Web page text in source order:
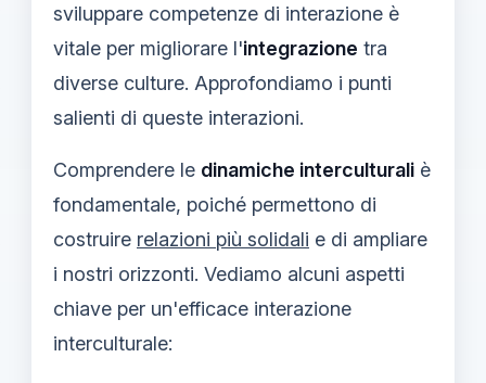
sviluppare competenze di interazione è
vitale per migliorare l'integrazione tra
diverse culture. Approfondiamo i punti
salienti di queste interazioni.
Comprendere le dinamiche interculturali è
fondamentale, poiché permettono di
costruire relazioni più solidali e di ampliare
i nostri orizzonti. Vediamo alcuni aspetti
chiave per un'efficace interazione
interculturale: